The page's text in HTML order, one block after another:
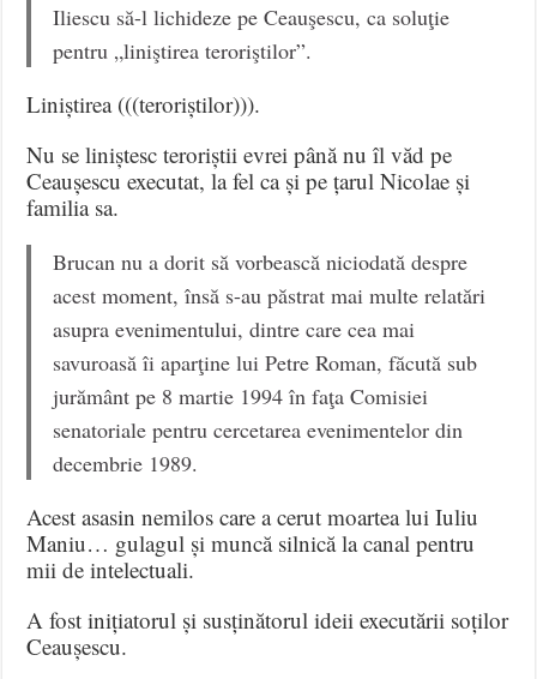
Iliescu să-l lichideze pe Ceauşescu, ca soluţie
pentru „liniştirea teroriştilor”.
Liniștirea (((teroriștilor))).
Nu se liniștesc teroriștii evrei până nu îl văd pe
Ceaușescu executat, la fel ca și pe țarul Nicolae și
familia sa.
Brucan nu a dorit să vorbească niciodată despre
acest moment, însă s-au păstrat mai multe relatări
asupra evenimentului, dintre care cea mai
savuroasă îi aparţine lui Petre Roman, făcută sub
jurământ pe 8 martie 1994 în faţa Comisiei
senatoriale pentru cercetarea evenimentelor din
decembrie 1989.
Acest asasin nemilos care a cerut moartea lui Iuliu
Maniu… gulagul și muncă silnică la canal pentru
mii de intelectuali.
A fost inițiatorul și susținătorul ideii executării soților
Ceaușescu.